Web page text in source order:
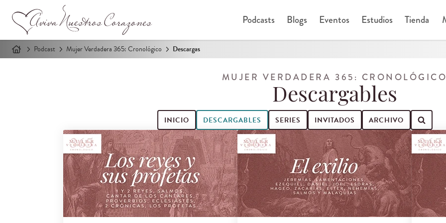
Podcasts Blogs Eventos Estudios Tienda
Podcast Mujer Verdadera 365: Cronológico Descargas
MUJER VERDADERA 365: CRONOLÓGICO
Descargables
INICIO DESCARGABLES SERIES INVITADOS ARCHIVO
Buscar episodios de podcast